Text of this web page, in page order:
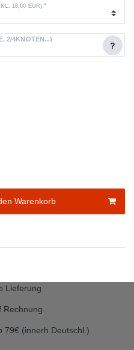
18,00 EUR) *
BESAITUNGSWÜNSCHE (Z.B. HÄRTE, 2/4KNOTEN...)
?
Warenkorb
Lieferung
Rechnung
79€ (innerh.Deutschl.)